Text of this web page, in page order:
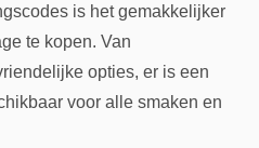
is het gemakkelijker
te kopen. Van
opties, er is een
voor alle smaken en